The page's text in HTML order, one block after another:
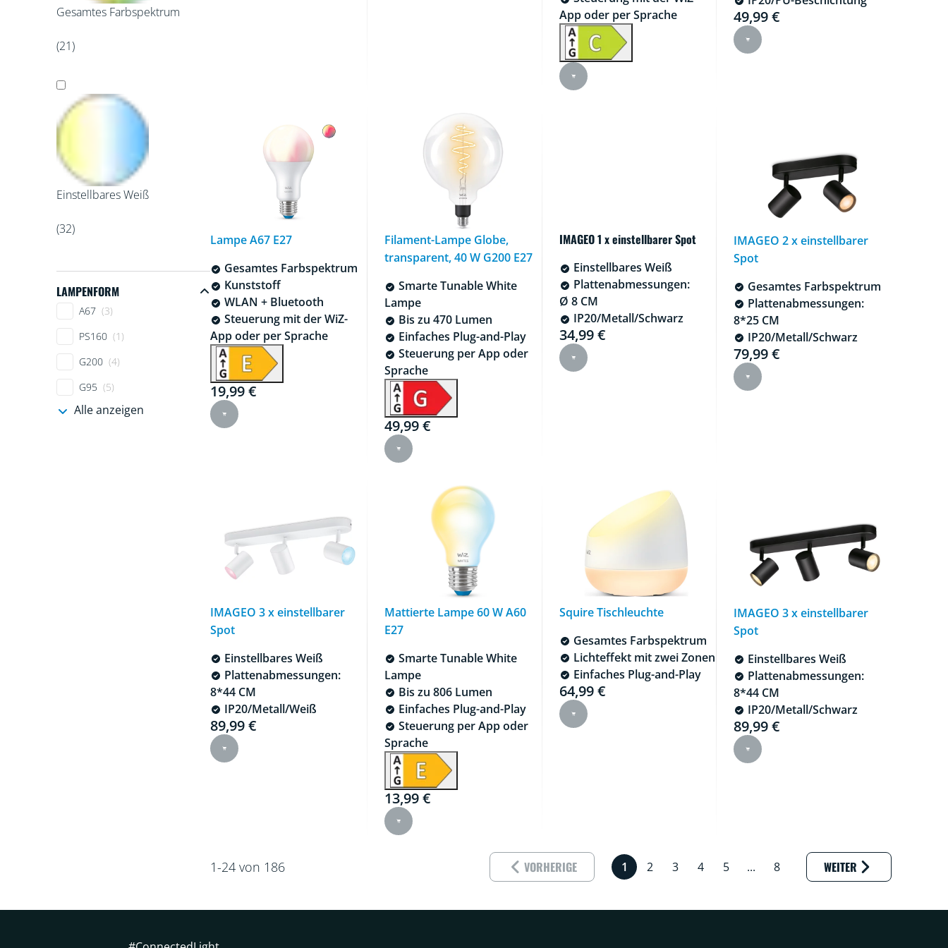
Gesamtes Farbspektrum
(21)
Einstellbares Weiß
(32)
LAMPENFORM
Lampenform
A67 (3)
PS160 (1)
G200 (4)
G95 (5)
Alle anzeigen
App oder per Sprache
Current price is 49,99 €
49,99 €
Lampe A67 E27
Gesamtes Farbspektrum
Kunststoff
WLAN + Bluetooth
Steuerung mit der WiZ-
App oder per Sprache
Current price is 19,99 €
19,99 €
Filament-Lampe Globe,
transparent, 40 W G200 E27
Smarte Tunable White
Lampe
Bis zu 470 Lumen
Einfaches Plug-and-Play
Steuerung per App oder
Sprache
Current price is 49,99 €
49,99 €
IMAGEO 1 x einstellbarer Spot
Einstellbares Weiß
Plattenabmessungen:
Ø 8 CM
IP20/Metall/Schwarz
Current price is 34,99 €
34,99 €
IMAGEO 2 x einstellbarer
Spot
Gesamtes Farbspektrum
Plattenabmessungen:
8*25 CM
IP20/Metall/Schwarz
Current price is 79,99 €
79,99 €
IMAGEO 3 x einstellbarer
Spot
Einstellbares Weiß
Plattenabmessungen:
8*44 CM
IP20/Metall/Weiß
Current price is 89,99 €
89,99 €
Mattierte Lampe 60 W A60
E27
Smarte Tunable White
Lampe
Bis zu 806 Lumen
Einfaches Plug-and-Play
Steuerung per App oder
Sprache
Current price is 13,99 €
13,99 €
Squire Tischleuchte
Gesamtes Farbspektrum
Lichteffekt mit zwei Zonen
Einfaches Plug-and-Play
Current price is 64,99 €
64,99 €
IMAGEO 3 x einstellbarer
Spot
Einstellbares Weiß
Plattenabmessungen:
8*44 CM
IP20/Metall/Schwarz
Current price is 89,99 €
89,99 €
1-24 von 186 Results
VORHERIGE 1 2 3 4 5 ... 8 WEITER